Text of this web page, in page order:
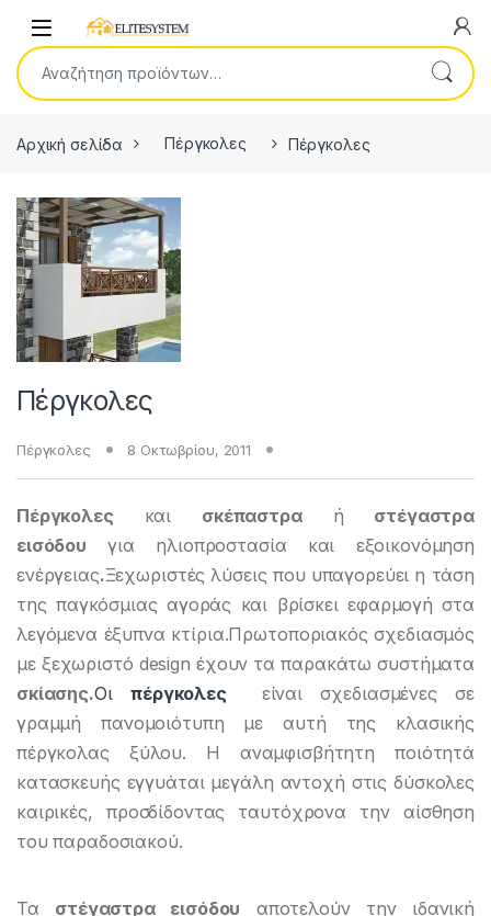
Open
Αναζήτηση για:
Αρχική σελίδα Πέργκολες Πέργκολες
Πέργκολες
Πέργκολες 8 Οκτωβρίου, 2011
Πέργκολες και σκέπαστραή στέγαστρα
εισόδου για ηλιοπροστασία και εξοικονόμηση
ενέργειας.Ξεχωριστές λύσεις που υπαγορεύει η τάση
της παγκόσμιας αγοράς και βρίσκει εφαρμογή στα
λεγόμενα έξυπνα κτίρια.Πρωτοποριακός σχεδιασμός
με ξεχωριστό design έχουν τα παρακάτω συστήματα
σκίασης.Οιπέργκολες
είναι σχεδιασμένες σε
γραμμή πανομοιότυπη με αυτή της κλασικής
πέργκολας ξύλου. Η αναμφισβήτητη ποιότητά
κατασκευής εγγυάται μεγάλη αντοχή στις δύσκολες
καιρικές, προσδίδοντας ταυτόχρονα την αίσθηση
του παραδοσιακού.
Τα στέγαστρα εισόδου αποτελούν την ιδανική